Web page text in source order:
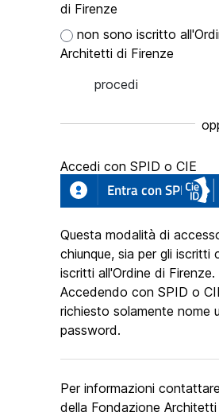
di Firenze
non sono iscritto
Architetti di Firenze
Accedi con SPID o CIE
Entra con SPID
Questa modalità di
chiunque, sia per gli iscritti
iscritti all'Ordine di Firenze.
Accedendo con SPID o
richiesto solamente nome
password.
Per informazioni
della Fondazione Architetti